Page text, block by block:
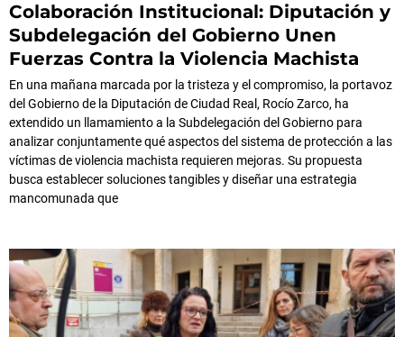
Colaboración Institucional: Diputación y
Subdelegación del Gobierno Unen
Fuerzas Contra la Violencia Machista
En una mañana marcada por la tristeza y el compromiso, la portavoz
del Gobierno de la Diputación de Ciudad Real, Rocío Zarco, ha
extendido un llamamiento a la Subdelegación del Gobierno para
analizar conjuntamente qué aspectos del sistema de protección a las
víctimas de violencia machista requieren mejoras. Su propuesta
busca establecer soluciones tangibles y diseñar una estrategia
mancomunada que